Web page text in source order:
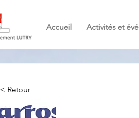
Accueil Activités et
< Retour